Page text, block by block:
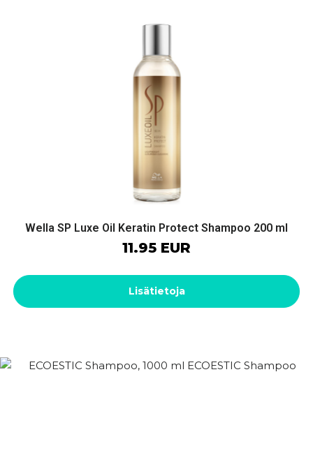
Wella SP Luxe Oil Keratin Protect Shampoo 200 ml
11.95 EUR
Lisätietoja